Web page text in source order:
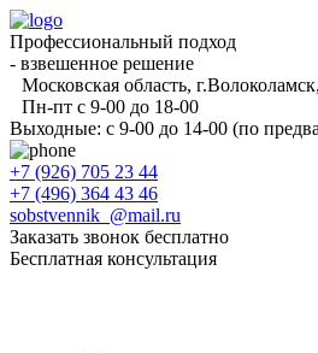
Профессиональный подход
- взвешенное решение
Московская область,
Пн-пт с 9-00 до 18-00
Выходные: с 9-00 до 14-00 (по
+7 (926) 705 23 44
+7 (496) 364 43 46
sobstvennik_@mail.ru
Заказать звонок бесплатно
Бесплатная консультация